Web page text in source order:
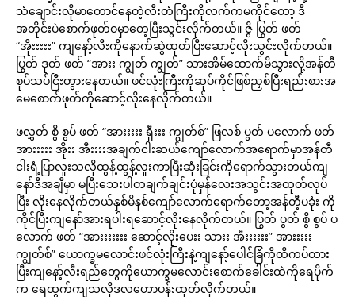
သံချောင်းလိုမာတောင်နေတဲ့လီးတံကြီးကိုလက်ကမကိုင်တော့ ဒီ
အတိုင်းပဲစောက်ဖုတ်ဝမှာတေ့ပြီးသွင်းလိုက်တယ်။ ဇွိ ပြွတ် ဖတ်
“အိုးးးးး” ကျနော့်လီးကိုနောက်ဆွဲထုတ်ပြီးဆောင့်လိုးသွင်းလိုက်တယ်။
ပြွတ် ဒုတ် ဖတ် “အားး ကျွတ် ကျွတ်” သားအိမ်ထောက်မိသွားလို့အန်တီ
စုပ်သပ်ငြီးတွားနေတယ်။ ဖင်လုံးကြီးကိုဆုပ်ကိုင်ဖြစ်ညှစ်ပြီးရည်းစားအ
မေစောက်ဖုတ်ကိုဆောင့်လိုးနေလိုက်တယ်။
ဖလွှတ် စွိ စွပ် ဖတ် “အားးးးး ရှီးးး ကျွတ်စ်” ဖြလစ် ပွတ် ပလောက် ဖတ်
အားးးးး အိုးး အီးးးးအချက်ငါးဆယ်ကျော်လောက်အရောက်မှာအန်တီ
ငါးရံ့ပြာလူးသလိုထွန့်ထွန့်လူးကာပြီးဆုံးခြင်းကိုရောက်သွားတယ်ကျ
နော်ဒီအချီမှာ မပြီးသေးပါတချက်ချင်းပုံမှန်လေးအသွင်းအထုတ်လုပ်
ပြီး လိုးနေလိုက်တယ်နှစ်မိနစ်ကျော်လောက်ရောက်တော့အန်တီ့ပခုံး ကို
ကိုင်ပြီးကျနော်အားရပါးရဆောင့်လိုးနေလိုက်တယ်။ ပြွတ် ပွတ် စွိ စွပ် ပ
လောက် ဖတ် “အားးးးးးး ဆောင့်လိုးပေးး သားး အီးးးးးး” အားးးးး
ကျွတ်စ်” ယောက္ခမလောင်းဖင်လုံးကြီးနဲ့ကျနော့်ပေါင်ခြံကိုထိကပ်ထား
ပြီးကျနော့်လီးရည်တွေကိုယောက္ခမလောင်းစောက်ခေါင်းထဲကိုရေပိုက်
က ရေထွက်ကျသလိုဒလဟောပန်းထုတ်လိုက်တယ်။